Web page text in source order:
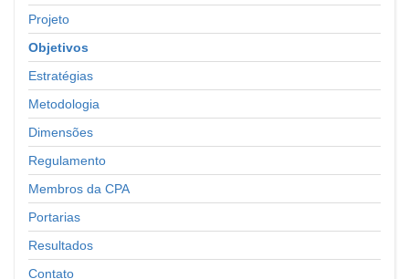
Projeto
Objetivos
Estratégias
Metodologia
Dimensões
Regulamento
Membros da CPA
Portarias
Resultados
Contato